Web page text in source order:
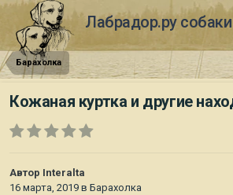
Лабрадор.ру
Барахолка
Кожаная куртка и другие
Автор Interalta
16 марта, 2019 в Барахолка